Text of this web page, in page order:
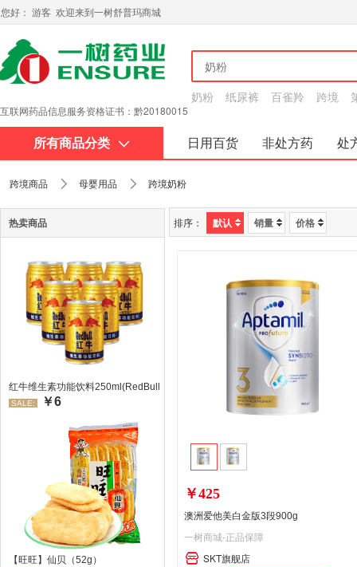
您好： 游客 欢迎来到一树舒普玛商城
互联网药品信息服务资格证书：黔20180015
奶粉 纸尿裤 百雀羚 跨境
所有商品分类 日用百货 非处方药
处
跨境商品 母婴用品 跨境奶粉
热卖商品
红牛维生素功能饮料250ml(RedBull/红牛)
SALE: ￥6
【旺旺】仙贝（52g）
排序： 默认 销量 价格
￥425
澳洲爱他美白金版3段900g
一树商城-正品保障
SKT旗舰店